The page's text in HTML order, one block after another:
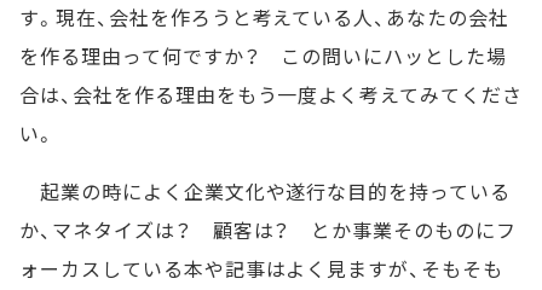
す。現在、会社を作ろうと考えている人、あなたの会社
を作る理由って何ですか？ この問いにハッとした場
合は、会社を作る理由をもう一度よく考えてみてくださ
い。
起業の時によく企業文化や遂行な目的を持っている
か、マネタイズは？ 顧客は？ とか事業そのものにフ
ォーカスしている本や記事はよく見ますが、そもそも